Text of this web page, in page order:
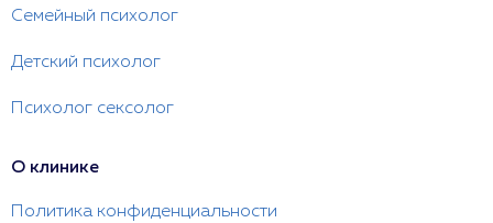
Семейный психолог
Детский психолог
Психолог сексолог
О клинике
Политика конфиденциальности